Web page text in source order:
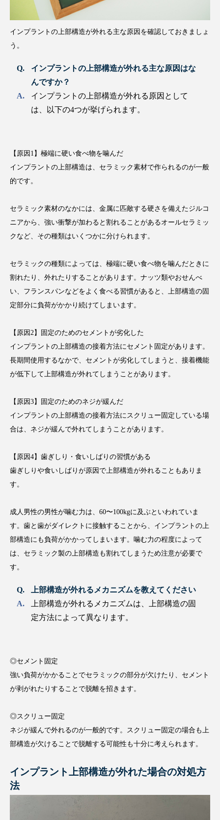
インプラントの上部構造が外れる主な原因を確認しておきましょ
う。
インプラントの上部構造が外れる主な原因はな
んですか？
インプラントの上部構造が外れる原因として
は、以下の4つが挙げられます。
【原因1】極端に硬い食べ物を噛んだ
インプラントの上部構造は、セラミック素材で作られるのが一般
的です。
セラミック素材のなかには、金属に匹敵する硬さを備えたジルコ
ニアから、強い衝撃が加わると割れることがあるオールセラミッ
クなど、その種類はいくつかに分けられます。
セラミックの種類によっては、極端に硬い食べ物を噛んだときに
割れたり、外れたりすることがあります。ナッツ類やおせんべ
い、フランスパンなどをよく食べる習慣があると、上部構造の固
定部分に負荷がかかり続けてしまいます。
【原因2】固定のためのセメントが劣化した
インプラントの上部構造の接着方法にセメント固定があります。
長期間使用するなかで、セメントが劣化してしまうと、接着機能
が低下して上部構造が外れてしまうことがあります。
【原因3】固定のためのネジが緩んだ
インプラントの上部構造の接着方法にスクリュー固定している場
合は、ネジが緩んで外れてしまうことがあります。
【原因4】歯ぎしり・食いしばりの習慣がある
歯ぎしりや食いしばりが原因で上部構造が外れることもありま
す。
成人男性の男性が噛む力は、60〜100kgに及ぶといわれていま
す。歯と歯がダイレクトに接触することから、インプラントの上
部構造にも負荷がかかってしまいます。噛む力の程度によって
は、セラミック製の上部構造も割れてしまうため注意が必要で
す。
上部構造が外れるメカニズムを教えてください
上部構造が外れるメカニズムは、上部構造の固
定方法によって異なります。
◎セメント固定
強い負荷がかかることでセラミックの部分が欠けたり、セメント
が剥がれたりすることで脱離を招きます。
◎スクリュー固定
ネジが緩んで外れるのが一般的です。スクリュー固定の場合も上
部構造が欠けることで脱離する可能性も十分に考えられます。
インプラント上部構造が外れた場合の対処方
法